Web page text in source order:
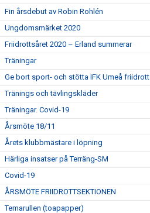
Fin årsdebut av Robin Rohlén
Ungdomsmärket 2020
Friidrottsåret 2020 – Erland summerar
Träningar
Ge bort sport- och stötta IFK Umeå friidrott
Tränings och tävlingskläder
Träningar. Covid-19
Årsmöte 18/11
Årets klubbmästare i löpning
Härliga insatser på Terräng-SM
Covid-19
ÅRSMÖTE FRIIDROTTSEKTIONEN
Temarullen (toapapper)